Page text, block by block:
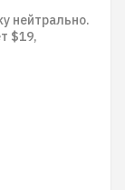
нейтрально.
$19,